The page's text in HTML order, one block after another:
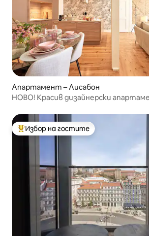
Апартамент – Лисабон
НОВО! Красив дизайнерски
Най-популярен избор на гостите
Избор на гостите